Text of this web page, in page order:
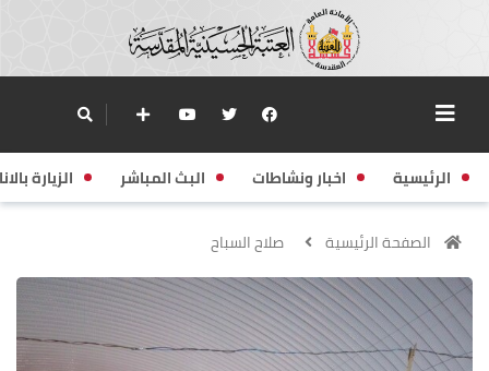
الرئيسية اخبار ونشاطات البث المباشر الزيارة
الصفحة الرئيسية صلاح السباح